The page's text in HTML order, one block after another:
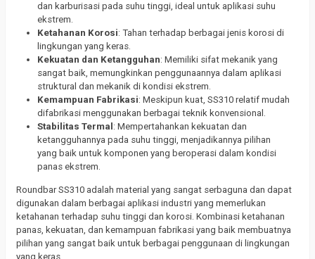
dan karburisasi pada suhu tinggi, ideal untuk aplikasi suhu
ekstrem.
Ketahanan Korosi: Tahan terhadap berbagai jenis korosi di
lingkungan yang keras.
Kekuatan dan Ketangguhan: Memiliki sifat mekanik yang
sangat baik, memungkinkan penggunaannya dalam aplikasi
struktural dan mekanik di kondisi ekstrem.
Kemampuan Fabrikasi: Meskipun kuat, SS310 relatif mudah
difabrikasi menggunakan berbagai teknik konvensional.
Stabilitas Termal : Mempertahankan kekuatan dan
ketangguhannya pada suhu tinggi, menjadikannya pilihan
yang baik untuk komponen yang beroperasi dalam kondisi
panas ekstrem.
Roundbar SS310 adalah material yang sangat serbaguna dan dapat
digunakan dalam berbagai aplikasi industri yang memerlukan
ketahanan terhadap suhu tinggi dan korosi. Kombinasi ketahanan
panas, kekuatan, dan kemampuan fabrikasi yang baik membuatnya
pilihan yang sangat baik untuk berbagai penggunaan di lingkungan
yang keras